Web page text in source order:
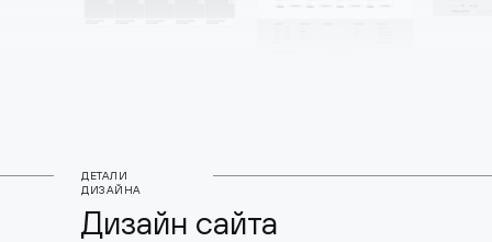
ДЕТАЛИ
ДИЗАЙНА
Дизайн сайта